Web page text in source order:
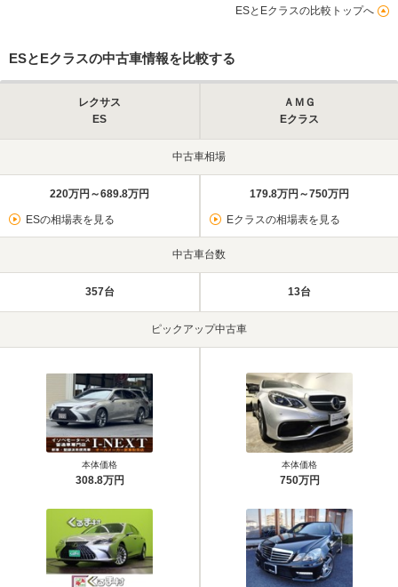
ESとEクラスの比較トップへ
ESとEクラスの中古車情報を比較する
レクサス
ES
ＡＭＧ
Eクラス
中古車相場
220万円～689.8万円
ESの相場表を見る
179.8万円～750万円
Eクラスの相場表を見る
中古車台数
357台 13台
ピックアップ中古車
本体価格
308.8万円
本体価格
750万円